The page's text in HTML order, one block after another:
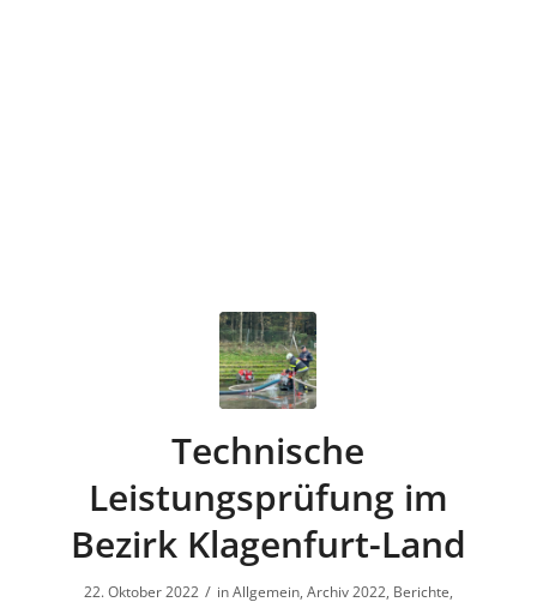
Technische
Leistungsprüfung im
Bezirk Klagenfurt-Land
22. Oktober 2022 / inAllgemein, Archiv 2022, Berichte,